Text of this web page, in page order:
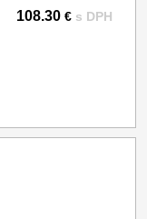
108.30 € s DPH